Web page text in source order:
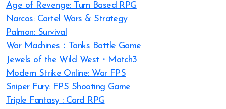
Age of Revenge: Turn Based RPG
Narcos: Cartel Wars & Strategy
Palmon: Survival
War Machines：Tanks Battle Game
Jewels of the Wild West・Match3
Modern Strike Online: War FPS
Sniper Fury: FPS Shooting Game
Triple Fantasy : Card RPG